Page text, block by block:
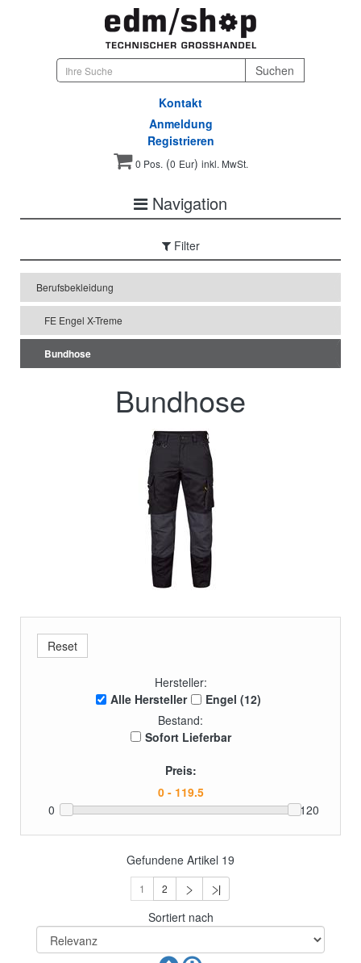
Kontakt
Anmeldung
Registrieren
0 Pos.(0 Eur) inkl. MwSt.
Navigation
Filter
Berufsbekleidung
FE Engel X-Treme
Bundhose
Bundhose
Hersteller:
Alle Hersteller
Engel (12)
Bestand:
Sofort Lieferbar
Preis:
0 120
Gefundene Artikel 19
1 2
Sortiert nach